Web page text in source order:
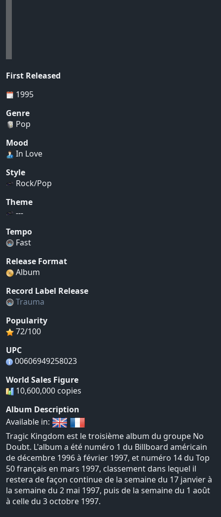
First Released
1995
Genre
Pop
Mood
In Love
Style
Rock/Pop
Theme
---
Tempo
Fast
Release Format
Album
Record Label Release
Trauma
Popularity
72/100
UPC
00606949258023
World Sales Figure
10,600,000 copies
Album Description
Available in:
Tragic Kingdom est le troisième album du groupe No
Doubt. L'album a été numéro 1 du Billboard américain
de décembre 1996 à février 1997, et numéro 14 du Top
50 français en mars 1997, classement dans lequel il
restera de façon continue de la semaine du 17 janvier à
la semaine du 2 mai 1997, puis de la semaine du 1 août
à celle du 3 octobre 1997.